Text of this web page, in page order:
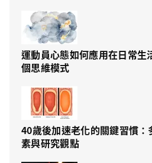
運動員心態如何應用在日常生
個思維模式
40歲後加速老化的關鍵習慣：
素與研究觀點